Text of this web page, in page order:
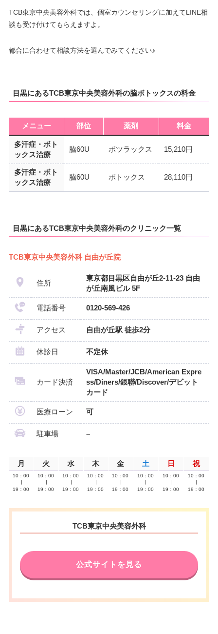
TCB東京中央美容外科では、個室カウンセリングに加えてLINE相
談も受け付けてもらえますよ。
都合に合わせて相談方法を選んでみてください♪
目黒にあるTCB東京中央美容外科の脇ボトックスの料金
メニュー 部位 薬剤 料金
多汗症・ボト
ックス治療
脇60U ボツラックス 15,210円
多汗症・ボト
ックス治療
脇60U ボトックス 28,110円
目黒にあるTCB東京中央美容外科のクリニック一覧
TCB東京中央美容外科 自由が丘院
住所
東京都目黒区自由が丘2-11-23 自由
が丘南風ビル 5F
電話番号 0120-569-426
アクセス 自由が丘駅 徒歩2分
休診日 不定休
カード決済
VISA/Master/JCB/American Expre
ss/Diners/銀聯/Discover/デビット
カード
医療ローン 可
駐車場 –
月 火 水 木 金 土 日 祝
10：00
19：00
10：00
19：00
10：00
19：00
10：00
19：00
10：00
19：00
10：00
19：00
10：00
19：00
10：00
19：00
TCB東京中央美容外科
公式サイトを見る